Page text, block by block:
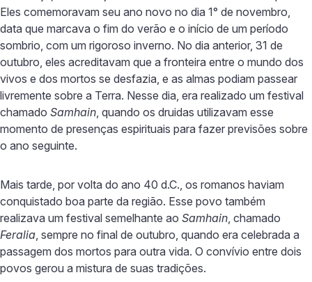
Eles comemoravam seu ano novo no dia 1° de novembro,
data que marcava o fim do verão e o início de um período
sombrio, com um rigoroso inverno. No dia anterior, 31 de
outubro, eles acreditavam que a fronteira entre o mundo dos
vivos e dos mortos se desfazia, e as almas podiam passear
livremente sobre a Terra. Nesse dia, era realizado um festival
chamado Samhain, quando os druidas utilizavam esse
momento de presenças espirituais para fazer previsões sobre
o ano seguinte.
Mais tarde, por volta do ano 40 d.C., os romanos haviam
conquistado boa parte da região. Esse povo também
realizava um festival semelhante ao Samhain, chamado
Feralia, sempre no final de outubro, quando era celebrada a
passagem dos mortos para outra vida. O convívio entre dois
povos gerou a mistura de suas tradições.